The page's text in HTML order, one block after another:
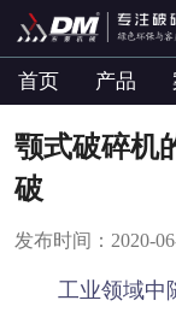
首页 产品
颚式破碎机
破
发布时间：2020-
工业领域中随